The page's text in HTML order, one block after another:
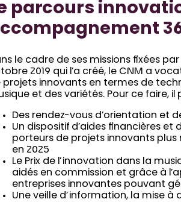
parcours
le cadre de ses missions fixées par
2019 qui l’a créé, le CNM a
projets innovants en termes de
et des variétés. Pour ce faire, il
Des rendez-vous d’orientation et
Un dispositif d’aides financières
porteurs de projets innovants plus
en 2025
Le Prix de l’innovation dans la
aidés en commission et grâce à
entreprises innovantes pouvant
Une veille d’information, la mise à